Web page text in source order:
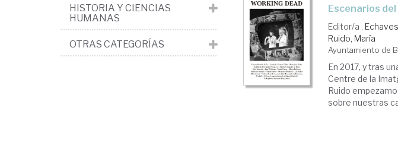
Escenarios
Editor/a .
Ruido, María
Ayuntamiento de
En 2017, y tras
Centre de la
Ruido
sobre nuestras
HISTORIA Y CIENCIAS
HUMANAS
OTRAS CATEGORÍAS